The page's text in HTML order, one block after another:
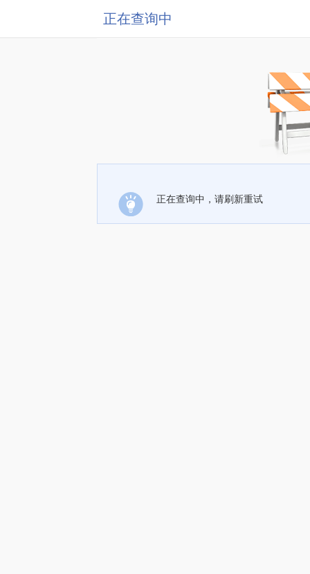
正在查询中
正在查询中，请刷新重试